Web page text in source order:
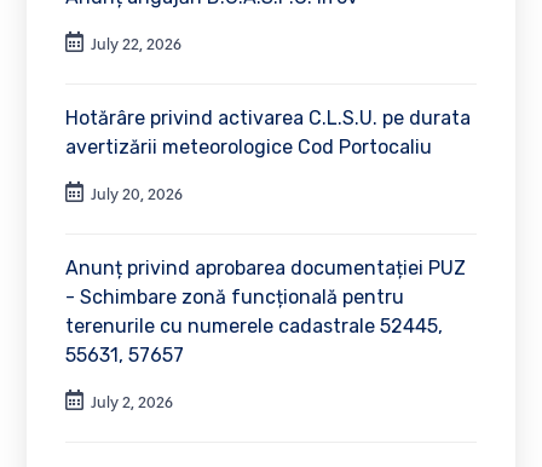
July 22, 2026
Hotărâre privind activarea C.L.S.U. pe durata
avertizării meteorologice Cod Portocaliu
July 20, 2026
Anunț privind aprobarea documentației PUZ
- Schimbare zonă funcțională pentru
terenurile cu numerele cadastrale 52445,
55631, 57657
July 2, 2026